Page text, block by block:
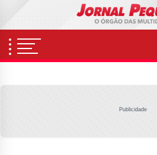
content
Publicidade